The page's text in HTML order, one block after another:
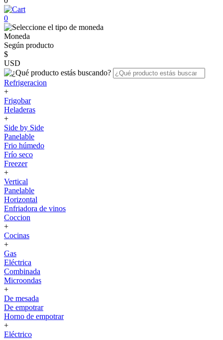
0
Moneda
Según producto
$
USD
Refrigeracion
+
Frigobar
Heladeras
+
Side by Side
Panelable
Frio húmedo
Frío seco
Freezer
+
Vertical
Panelable
Horizontal
Enfriadora de vinos
Coccion
+
Cocinas
+
Gas
Eléctrica
Combinada
Microondas
+
De mesada
De empotrar
Horno de empotrar
+
Eléctrico